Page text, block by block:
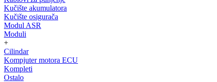
Kučište akumulatora
Kučište osigurača
Modul ASR
Moduli
+
Cilindar
Kompjuter motora ECU
Kompleti
Ostalo